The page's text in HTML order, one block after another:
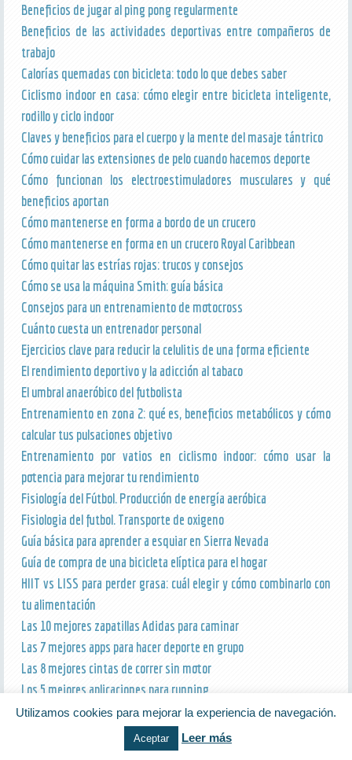
Beneficios de jugar al ping pong regularmente
Beneficios de las actividades deportivas entre compañeros de
trabajo
Calorías quemadas con bicicleta: todo lo que debes saber
Ciclismo indoor en casa: cómo elegir entre bicicleta inteligente,
rodillo y ciclo indoor
Claves y beneficios para el cuerpo y la mente del masaje tántrico
Cómo cuidar las extensiones de pelo cuando hacemos deporte
Cómo funcionan los electroestimuladores musculares y qué
beneficios aportan
Cómo mantenerse en forma a bordo de un crucero
Cómo mantenerse en forma en un crucero Royal Caribbean
Cómo quitar las estrías rojas: trucos y consejos
Cómo se usa la máquina Smith: guía básica
Consejos para un entrenamiento de motocross
Cuánto cuesta un entrenador personal
Ejercicios clave para reducir la celulitis de una forma eficiente
El rendimiento deportivo y la adicción al tabaco
El umbral anaeróbico del futbolista
Entrenamiento en zona 2: qué es, beneficios metabólicos y cómo
calcular tus pulsaciones objetivo
Entrenamiento por vatios en ciclismo indoor: cómo usar la
potencia para mejorar tu rendimiento
Fisiología del Fútbol. Producción de energía aeróbica
Fisiologia del futbol. Transporte de oxigeno
Guía básica para aprender a esquiar en Sierra Nevada
Guía de compra de una bicicleta elíptica para el hogar
HIIT vs LISS para perder grasa: cuál elegir y cómo combinarlo con
tu alimentación
Las 10 mejores zapatillas Adidas para caminar
Las 7 mejores apps para hacer deporte en grupo
Las 8 mejores cintas de correr sin motor
Los 5 mejores aplicaciones para running
Los 6 mejores bañadores deportivos
Los estiramientos. Parte I
Los estiramientos. Parte II
Utilizamos cookies para mejorar la experiencia de navegación.
Aceptar Leer más